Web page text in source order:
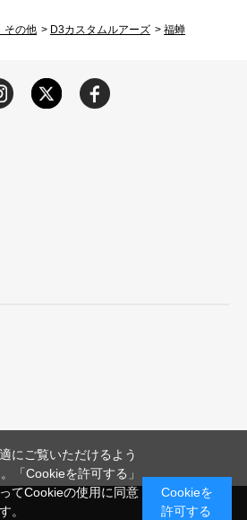
その他 > D3カスタムルアーズ > 福蝉
にご覧いただけるよう
「Cookieを許可する」
てCookieの使用に同意
。
Cookieを
許可する